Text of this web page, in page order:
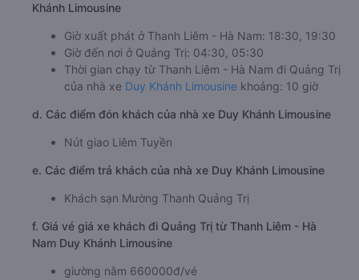
Khánh Limousine
Giờ xuất phát ở Thanh Liêm - Hà Nam: 18:30, 19:30
Giờ đến nơi ở Quảng Trị: 04:30, 05:30
Thời gian chạy từ Thanh Liêm - Hà Nam đi Quảng Trị
của nhà xe Duy Khánh Limousine khoảng: 10 giờ
d. Các điểm đón khách của nhà xe Duy Khánh Limousine
Nút giao Liêm Tuyền
e. Các điểm trả khách của nhà xe Duy Khánh Limousine
Khách sạn Mường Thanh Quảng Trị
f. Giá vé giá xe khách đi Quảng Trị từ Thanh Liêm - Hà
Nam Duy Khánh Limousine
giường nằm 660000đ/vé